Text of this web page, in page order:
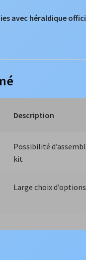
avec héraldique
Description
Possibilité
kit
Large choix